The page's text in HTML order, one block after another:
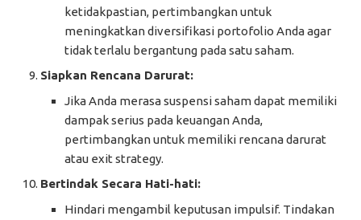
ketidakpastian, pertimbangkan untuk
meningkatkan diversifikasi portofolio Anda agar
tidak terlalu bergantung pada satu saham.
Siapkan Rencana Darurat:
Jika Anda merasa suspensi saham dapat memiliki
dampak serius pada keuangan Anda,
pertimbangkan untuk memiliki rencana darurat
atau exit strategy.
Bertindak Secara Hati-hati:
Hindari mengambil keputusan impulsif. Tindakan